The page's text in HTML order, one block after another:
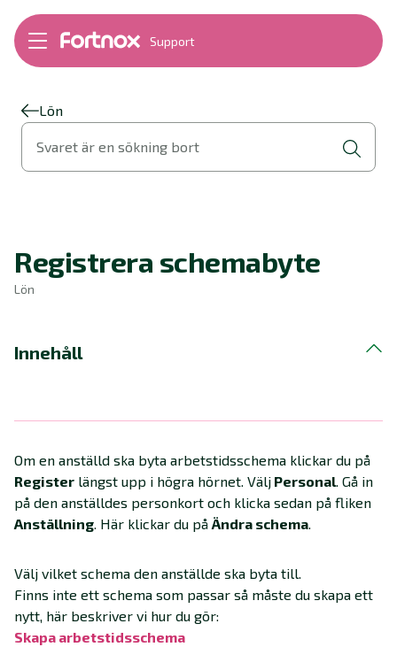
Support
Bokföring
Fakturering
Byt till Fortnox
Felsökning
Support Play
Nyheter
Lön
Svaret är en sökning bort
Registrera schemabyte
Lön
Innehåll
Om en anställd ska byta arbetstidsschema klickar du på
Register längst upp i högra hörnet. Välj Personal. Gå in
på den anställdes personkort och klicka sedan på fliken
Anställning. Här klickar du på Ändra schema.
Välj vilket schema den anställde ska byta till.
Finns inte ett schema som passar så måste du skapa ett
nytt, här beskriver vi hur du gör:
Skapa arbetstidsschema